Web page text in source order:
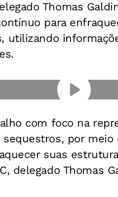
Thomas
para
utilizando
com foco na
por meio
suas
delegado Thomas